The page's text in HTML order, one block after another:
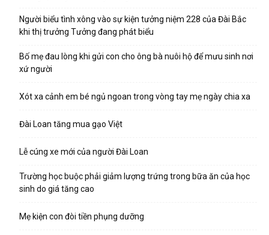
Người biểu tình xông vào sự kiện tưởng niệm 228 của Đài Bắc
khi thị trưởng Tưởng đang phát biểu
Bố mẹ đau lòng khi gửi con cho ông bà nuôi hộ để mưu sinh nơi
xứ người
Xót xa cảnh em bé ngủ ngoan trong vòng tay mẹ ngày chia xa
Đài Loan tăng mua gạo Việt
Lễ cúng xe mới của người Đài Loan
Trường học buộc phải giảm lượng trứng trong bữa ăn của học
sinh do giá tăng cao
Mẹ kiện con đòi tiền phụng dưỡng